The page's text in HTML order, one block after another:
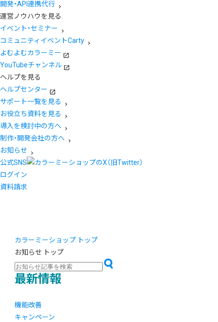
開発・API連携代行
運営ノウハウを見る
イベント・セミナー
コミュニティイベントCarty
よむよむカラーミー
YouTubeチャンネル
ヘルプを見る
ヘルプセンター
サポート一覧を見る
お役立ち資料を見る
導入を検討中の方へ
制作・開発会社の方へ
お知らせ
公式SNS
ログイン
資料請求
カラーミーショップ トップ
お知らせ トップ
最新情報
機能改善
キャンペーン